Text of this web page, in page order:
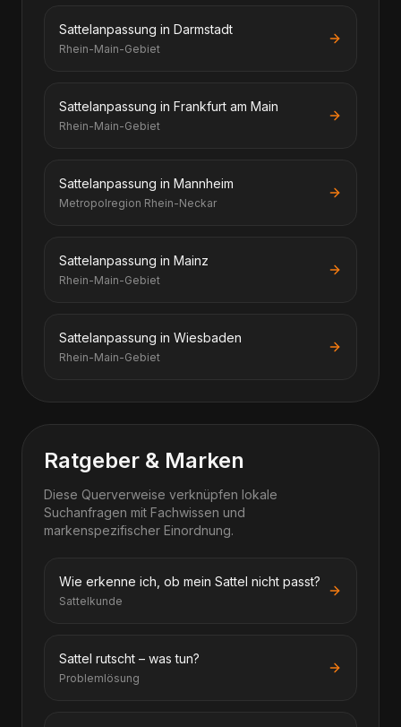
Sattelanpassung in Darmstadt
Rhein-Main-Gebiet
Sattelanpassung in Frankfurt am Main
Rhein-Main-Gebiet
Sattelanpassung in Mannheim
Metropolregion Rhein-Neckar
Sattelanpassung in Mainz
Rhein-Main-Gebiet
Sattelanpassung in Wiesbaden
Rhein-Main-Gebiet
Ratgeber & Marken
Diese Querverweise verknüpfen lokale
Suchanfragen mit Fachwissen und
markenspezifischer Einordnung.
Wie erkenne ich, ob mein Sattel nicht passt?
Sattelkunde
Sattel rutscht – was tun?
Problemlösung